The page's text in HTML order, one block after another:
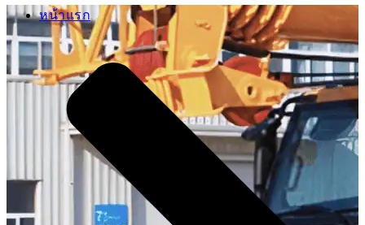
หน้าแรก